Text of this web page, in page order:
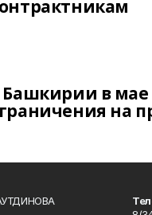
Башкирии в мае
на